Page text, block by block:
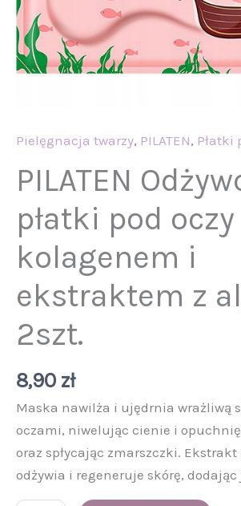
Pielęgnacja twarzy, PILATEN, Płatki
PILATEN
płatki pod oczy
kolagenem i
ekstraktem z
2szt.
8,90 zł
Maska nawilża i ujędrnia wrażliwą
oczami, niwelując cienie i
oraz spłycając zmarszczki.
odżywia i regeneruje skórę,
z
alg
6g